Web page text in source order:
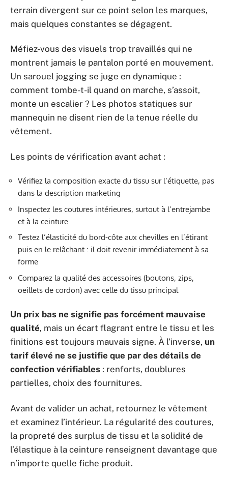
terrain divergent sur ce point selon les marques,
mais quelques constantes se dégagent.
Méfiez-vous des visuels trop travaillés qui ne
montrent jamais le pantalon porté en mouvement.
Un sarouel jogging se juge en dynamique :
comment tombe-t-il quand on marche, s’assoit,
monte un escalier ? Les photos statiques sur
mannequin ne disent rien de la tenue réelle du
vêtement.
Les points de vérification avant achat :
Vérifiez la composition exacte du tissu sur l’étiquette, pas
dans la description marketing
Inspectez les coutures intérieures, surtout à l’entrejambe
et à la ceinture
Testez l’élasticité du bord-côte aux chevilles en l’étirant
puis en le relâchant : il doit revenir immédiatement à sa
forme
Comparez la qualité des accessoires (boutons, zips,
oeillets de cordon) avec celle du tissu principal
Un prix bas ne signifie pas forcément mauvaise
qualité, mais un écart flagrant entre le tissu et les
finitions est toujours mauvais signe. À l’inverse, un
tarif élevé ne se justifie que par des détails de
confection vérifiables : renforts, doublures
partielles, choix des fournitures.
Avant de valider un achat, retournez le vêtement
et examinez l’intérieur. La régularité des coutures,
la propreté des surplus de tissu et la solidité de
l’élastique à la ceinture renseignent davantage que
n’importe quelle fiche produit.